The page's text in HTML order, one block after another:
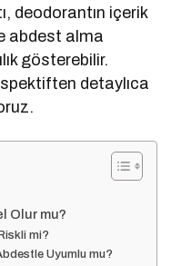
deodorantın içerik
abdest alma
gösterebilir.
detaylıca
Olur mu?
mi?
Uyumlu mu?